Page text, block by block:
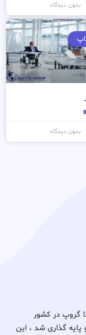
بدون دیدگاه
بدون دیدگاه
و برند ثبتا گروپ در کشور
پایه گذاری شد ، این